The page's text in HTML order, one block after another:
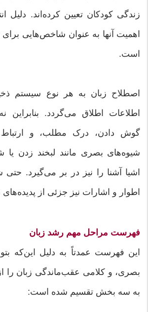
زندگی کودکان تعیین کرده‌اند. دلیل
اهمیت آنها به عنوان شاخص‌هایی
است.
اصطلاح زبان به هر نوع سیستم
اطلاعات اطلاق می‌گردد. بنابراین نه
گوش دادن، درک مطلب، و ارتباط
شیوه‌های بصری مانند لبخند زدن یا
اشیا آشنا را نیز در بر می‌گیرد. حتی
اطوار و اشارات نیز جزئی از پدیده‌های
فهرست مراحل مهم رشد زبان
این فهرست عمدتاً به دلیل این‌که
بصری، و کلامی عقب‌ماندگی زبان را
به سه بخش تقسیم شده است: